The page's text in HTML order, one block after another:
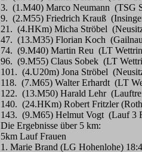
3. (1.M40) Marco Neumann (TSG
9. (2.M55) Friedrich Krauß
21. (4.HKm) Micha Ströbel
47. (13.M35) Florian Koch
74. (9.M40) Martin Reu (LT
96. (9.M55) Claus Sobek (LT
101. (4.U20m) Jona Ströbel
118. (7.M65) Walter Erhardt (LT
122. (13.M50) Harald Lehr
140. (24.HKm) Robert Fritzler
143. (9.M65) Helmut Vogt (Lauf 3
Die Ergebnisse über 5 km:
5km Lauf Frauen
1. Marie Brand (LG Hohenlohe)